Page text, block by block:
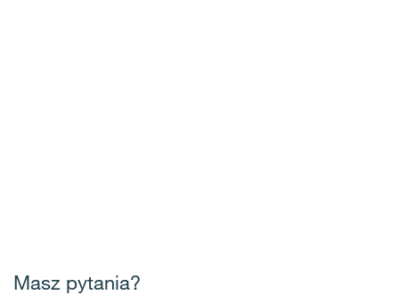
Masz pytania?